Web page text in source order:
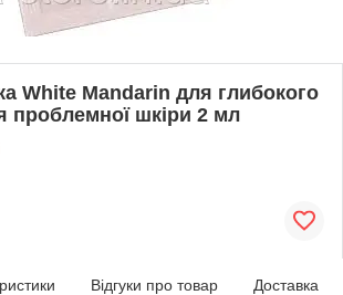
White Mandarin для глибокого
проблемної шкіри 2 мл
Відгуки про товар Доставка